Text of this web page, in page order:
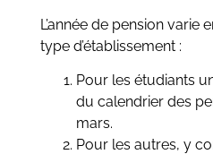
L’année de pension varie
type d’établissement :
Pour les étudiants
du calendrier des
mars.
Pour les autres, y